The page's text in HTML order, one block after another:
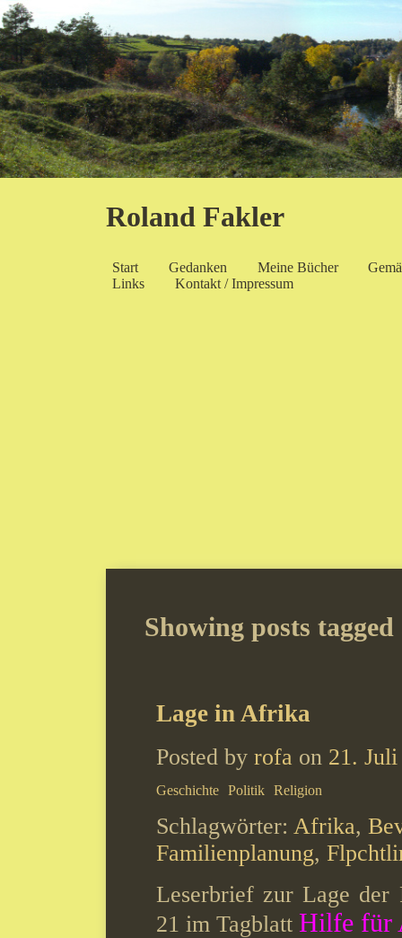
Roland Fakler
Start Gedanken Meine Bücher
Links
Kontakt / Impressum
Showing posts
Lage in Afrika
Posted by rofa on 21.
Geschichte Politik Religion
Schlagwörter: Afrika,
Familienplanung,
Leserbrief zur Lage der
21 im Tagblatt Hilfe für